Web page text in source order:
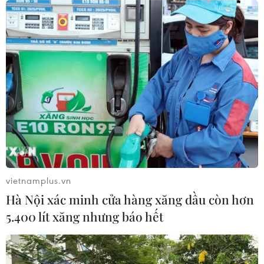
pháp Mỹ
08/08/2026 23:28
Thượng viện Mỹ thông qua luật ngân
sách tránh nguy cơ chính phủ đóng
cửa
08/08/2026 13:31
Thượng viện Mỹ thông qua dự luật
trừng phạt Nga
08/08/2026 03:50
Canada, Mỹ đàm phán thỏa thuận
thương mại tạm thời nhằm hạ nhiệt
vietnamplus.vn
Hà Nội xác minh cửa hàng xăng dầu còn hơn
5.400 lít xăng nhưng báo hết